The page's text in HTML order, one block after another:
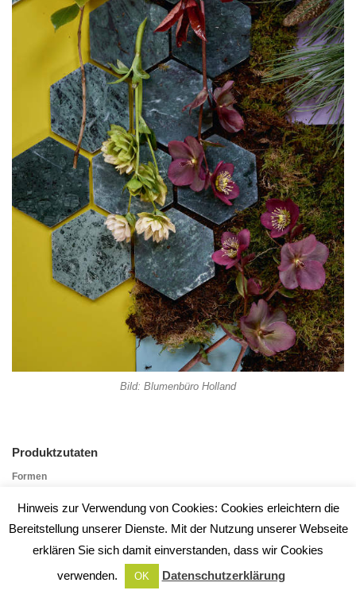
Bild: Blumenbüro Holland
Produktzutaten
Formen
Traditionelle Formen werden gestaltet, wirken schlichter oder vergrößert.
Kannen in modernen Formen. Es werden auch Kombinationen
außergewöhnlicher Vintage-Produkte mit neuer Gestaltung hergestellt.
Hinweis zur Verwendung von Cookies: Cookies erleichtern die
Bereitstellung unserer Dienste. Mit der Nutzung unserer Webseite
erklären Sie sich damit einverstanden, dass wir Cookies
verwenden.
OK Datenschutzerklärung